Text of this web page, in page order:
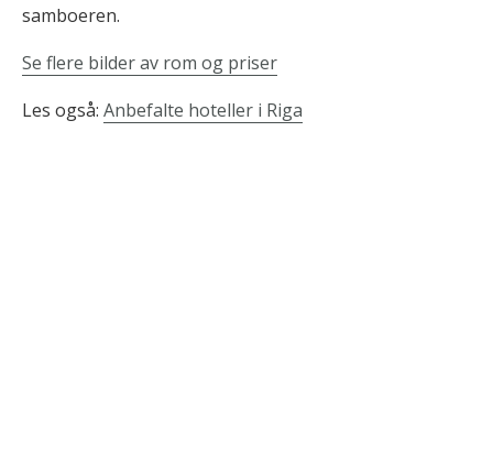
samboeren.
Se flere bilder av rom og priser
Les også: Anbefalte hoteller i Riga